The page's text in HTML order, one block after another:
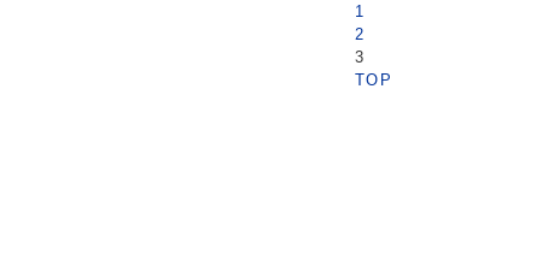
1
2
3
TOP